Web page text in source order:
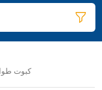
كبوت